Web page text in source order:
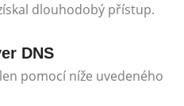
dlouhodobý přístup.
DNS
pomocí níže uvedeného